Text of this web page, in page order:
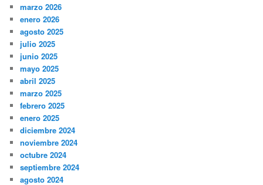
marzo 2026
enero 2026
agosto 2025
julio 2025
junio 2025
mayo 2025
abril 2025
marzo 2025
febrero 2025
enero 2025
diciembre 2024
noviembre 2024
octubre 2024
septiembre 2024
agosto 2024